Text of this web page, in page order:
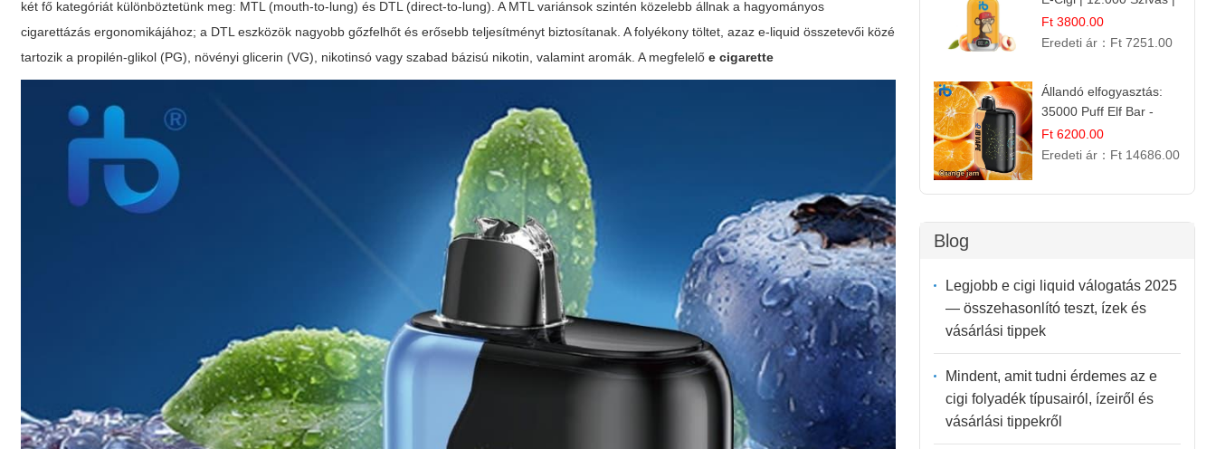
két fő kategóriát különböztetünk meg: MTL (mouth-to-lung) és DTL (direct-to-lung). A MTL variánsok szintén közelebb állnak a hagyományos
cigarettázás ergonomikájához; a DTL eszközök nagyobb gőzfelhőt és erősebb teljesítményt biztosítanak. A folyékony töltet, azaz e-liquid összetevői közé
tartozik a propilén-glikol (PG), növényi glicerin (VG), nikotinsó vagy szabad bázisú nikotin, valamint aromák. A megfelelőe cigarette
Frissítő Barack Íz
Ft 3800.00
Eredeti ár： Ft 7251.00
Állandó elfogyasztás:
35000 Puff Elf Bar -
Narancslekvár íz
Ft 6200.00
Eredeti ár： Ft 14686.00
Blog
Legjobb e cigi liquid válogatás 2025
— összehasonlító teszt, ízek és
vásárlási tippek
Mindent, amit tudni érdemes az e
cigi folyadék típusairól, ízeiről és
vásárlási tippekről